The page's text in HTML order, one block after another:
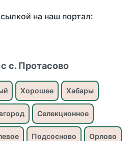
на наш портал:
с. Протасово
Хорошее Хабары
Селекционное
Подсосново Орлово